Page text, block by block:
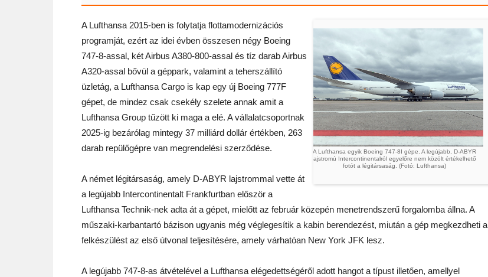
A Lufthansa egyik Boeing 747-8I gépe. A legújabb, D-ABYR
lajstromú Intercontinentalról egyelőre nem közölt értékelhető
fotót a légitársaság. (Fotó: Lufthansa)
A Lufthansa 2015-ben is folytatja flottamodernizációs
programját, ezért az idei évben összesen négy Boeing
747-8-assal, két Airbus A380-800-assal és tíz darab Airbus
A320-assal bővül a géppark, valamint a teherszállító
üzletág, a Lufthansa Cargo is kap egy új Boeing 777F
gépet, de mindez csak csekély szelete annak amit a
Lufthansa Group tűzött ki maga a elé. A vállalatcsoportnak
2025-ig bezárólag mintegy 37 milliárd dollár értékben, 263
darab repülőgépre van megrendelési szerződése.
A német légitársaság, amely D-ABYR lajstrommal vette át
a legújabb Intercontinentalt Frankfurtban először a
Lufthansa Technik-nek adta át a gépet, mielőtt az február közepén menetrendszerű forgalomba állna. A
műszaki-karbantartó bázison ugyanis még véglegesítik a kabin berendezést, miután a gép megkezdheti a
felkészülést az első útvonal teljesítésére, amely várhatóan New York JFK lesz.
A legújabb 747-8-as átvételével a Lufthansa elégedettségéről adott hangot a típust illetően, amellyel